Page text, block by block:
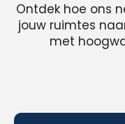
Ontdek hoe ons
jouw ruimtes
met